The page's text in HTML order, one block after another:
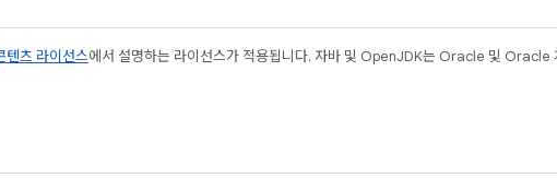
텐츠 라이선스에서 설명하는 라이선스가 적용됩니다. 자바 및 OpenJDK는 Oracle 및 Oracle